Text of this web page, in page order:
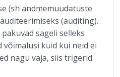
(sh andmemuudatuste
(auditing).
sageli selleks
kuid kui neid ei
nagu vaja, siis trigerid